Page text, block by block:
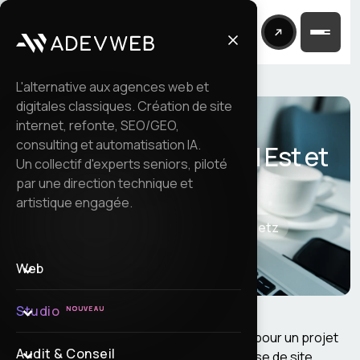
L'alternative aux agences web et
digitales classiques. Création de site
internet, refonte, SEO/GEO,
consulting et automatisation IA.
Un collectif d'experts seniors, piloté
par une direction technique et
artistique engagée.
Web
Studio NOUVEAU
Audit & Conseil
Drupal à Metz, Grand Est et
Luxembourg
Drupal Metz
Vous cherchez un expert Drupal à Metz pour un projet